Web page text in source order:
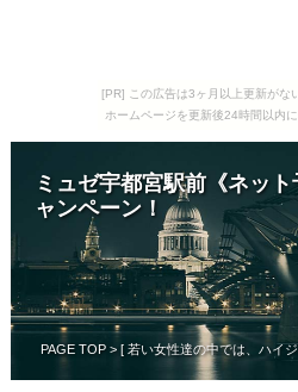
[PR] この広告は3ヶ月以上更新がな
ホームページを更新後24時間以内
ミュゼ宇都宮駅前《ネッ
ャンペーン！
PAGE TOP> [ 若い女性達の中では、ハイ